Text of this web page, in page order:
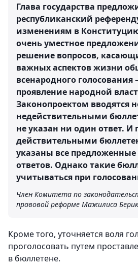
Глава государства
республиканский
изменениям в
очень уместное
решение вопросов,
важных аспектов жизни
всенародного голосования
проявление народной
Законопроектом вводятся
недействительными
не указан ни один ответ. И
действительными
указаны все
ответов. Однако такие
учитываться при
Член Комитета по
правовой реформе Мажилиса
Кроме того, уточняется воля
проголосовать путем
в бюллетене.